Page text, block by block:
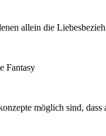
allein die
Fantasy
möglich sind,